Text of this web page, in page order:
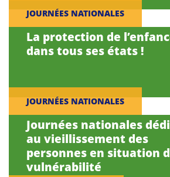
JOURNÉES NATIONALES
La protection de
dans tous ses états !
JOURNÉES NATIONALES
Journées nationales
au vieillissement des
personnes en situation
vulnérabilité